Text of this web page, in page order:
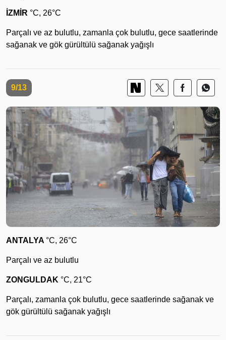
İZMİR °C, 26°C
Parçalı ve az bulutlu, zamanla çok bulutlu, gece saatlerinde
sağanak ve gök gürültülü sağanak yağışlı
9/13
ANTALYA °C, 26°C
Parçalı ve az bulutlu
ZONGULDAK °C, 21°C
Parçalı, zamanla çok bulutlu, gece saatlerinde sağanak ve
gök gürültülü sağanak yağışlı